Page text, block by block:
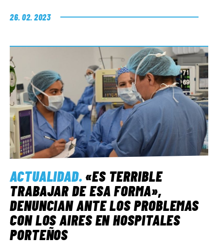
26. 02. 2023
ACTUALIDAD. «ES TERRIBLE
TRABAJAR DE ESA FORMA»,
DENUNCIAN ANTE LOS PROBLEMAS
CON LOS AIRES EN HOSPITALES
PORTEÑOS